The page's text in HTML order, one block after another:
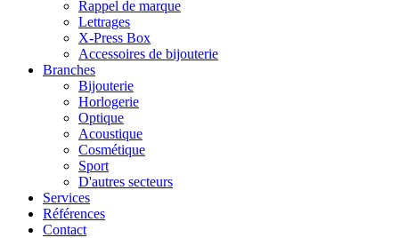
Rappel de marque
Lettrages
X-Press Box
Accessoires de bijouterie
Branches
Bijouterie
Horlogerie
Optique
Acoustique
Cosmétique
Sport
D'autres secteurs
Services
Références
Contact